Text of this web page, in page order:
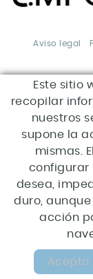
Aviso legal
*Esta acción
subvencionada por
Públic d'Ocupació de
en el marco de los
de apoyo al
Este sitio
recopilar
nuestros
supone la
mismas.
configurar
desea,
duro,
acción
Acepto